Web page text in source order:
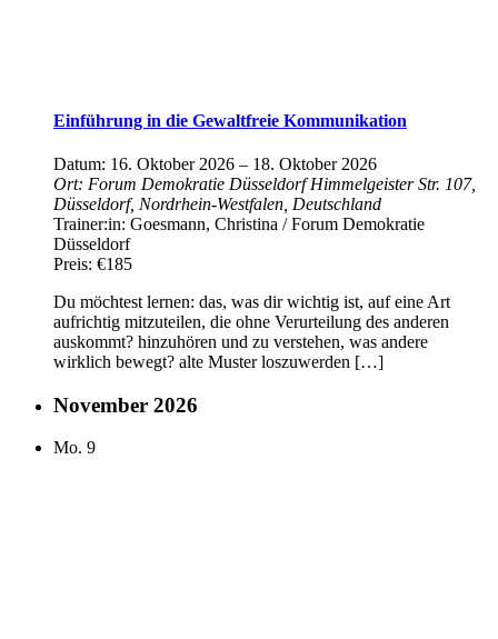
Einführung in die Gewaltfreie Kommunikation
Datum: 16. Oktober 2026 – 18. Oktober 2026
Ort: Forum Demokratie DüsseldorfHimmelgeister Str. 107,
Düsseldorf, Nordrhein-Westfalen, Deutschland
Trainer:in: Goesmann, Christina / Forum Demokratie
Düsseldorf
Preis: €185
Du möchtest lernen: das, was dir wichtig ist, auf eine Art
aufrichtig mitzuteilen, die ohne Verurteilung des anderen
auskommt? hinzuhören und zu verstehen, was andere
wirklich bewegt? alte Muster loszuwerden […]
November 2026
Mo. 9